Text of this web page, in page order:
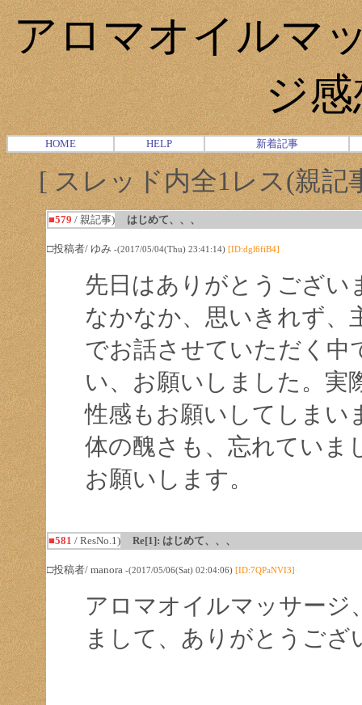
アロマオイルマ
ジ
HOME HELP 新着記事
[ スレッド内全1レス(親
■579 / 親記事) はじめて、、、
□投稿者/ ゆみ -(2017/05/04(Thu) 23:41:14) [ID:dgl6fiB4]
先日はありがとうござい
なかなか、思いきれず、
でお話させていただく中
い、お願いしました。実
性感もお願いしてしまい
体の醜さも、忘れていま
お願いします。
■581 / ResNo.1) Re[1]: はじめて、、、
□投稿者/ manora -(2017/05/06(Sat) 02:04:06) [ID:7QPaNVI3]
アロマオイルマッサージ
まして、ありがとうござ